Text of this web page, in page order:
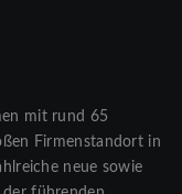
mit rund 65
Firmenstandort in
neue sowie